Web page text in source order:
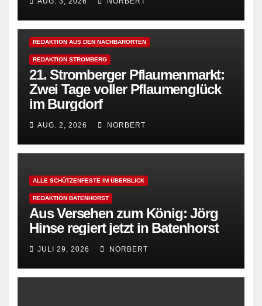
REDAKTION AUS DEN NACHBARORTEN
REDAKTION STROMBERG
21. Stromberger Pflaumenmarkt:
Zwei Tage voller Pflaumenglück
im Burgdorf
AUG. 2, 2026 NORBERT
ALLE SCHÜTZENFESTE IM ÜBERBLICK
REDAKTION BATENHORST
Aus Versehen zum König: Jörg
Hinse regiert jetzt in Batenhorst
JULI 29, 2026 NORBERT